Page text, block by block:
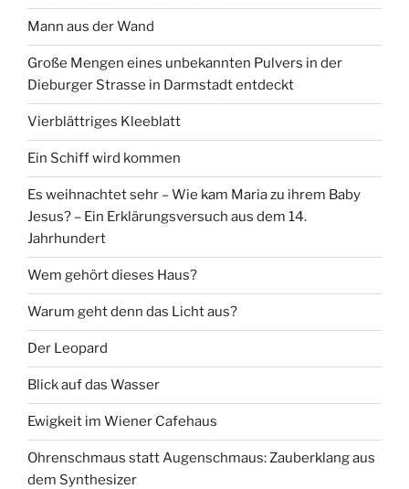
Mann aus der Wand
Große Mengen eines unbekannten Pulvers in der
Dieburger Strasse in Darmstadt entdeckt
Vierblättriges Kleeblatt
Ein Schiff wird kommen
Es weihnachtet sehr – Wie kam Maria zu ihrem Baby
Jesus? – Ein Erklärungsversuch aus dem 14.
Jahrhundert
Wem gehört dieses Haus?
Warum geht denn das Licht aus?
Der Leopard
Blick auf das Wasser
Ewigkeit im Wiener Cafehaus
Ohrenschmaus statt Augenschmaus: Zauberklang aus
dem Synthesizer